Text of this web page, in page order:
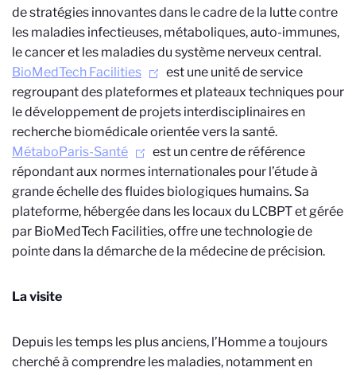
de stratégies innovantes dans le cadre de la lutte contre
les maladies infectieuses, métaboliques, auto-immunes,
le cancer et les maladies du système nerveux central.
BioMedTech Facilities
est une unité de service
regroupant des plateformes et plateaux techniques pour
le développement de projets interdisciplinaires en
recherche biomédicale orientée vers la santé.
MétaboParis-Santé
est un centre de référence
répondant aux normes internationales pour l’étude à
grande échelle des fluides biologiques humains. Sa
plateforme, hébergée dans les locaux du LCBPT et gérée
par BioMedTech Facilities, offre une technologie de
pointe dans la démarche de la médecine de précision.
La visite
Depuis les temps les plus anciens, l’Homme a toujours
cherché à comprendre les maladies, notamment en